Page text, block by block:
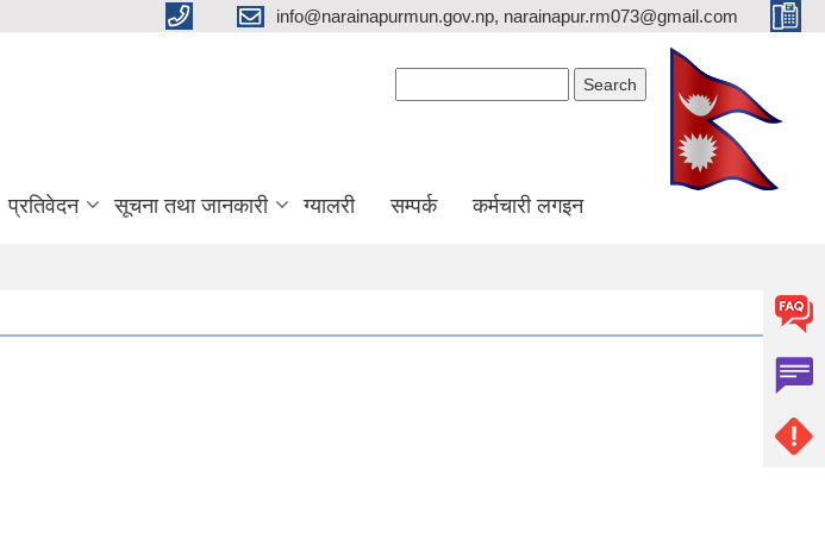
info@narainapurmun.gov.np, narainapur.rm073@gmail.com
प्रतिवेदन सूचना तथा जानकारी ग्यालरी सम्पर्क कर्मचारी लगइन